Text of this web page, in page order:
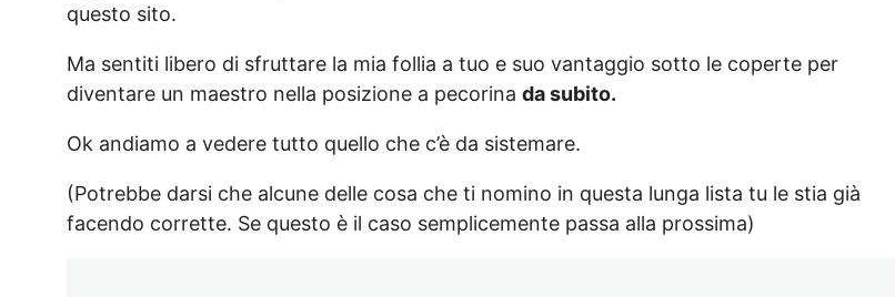
questo sito.
Ma sentiti libero di sfruttare la mia follia a tuo e suo vantaggio sotto le coperte per
diventare un maestro nella posizione a pecorinada subito.
Ok andiamo a vedere tutto quello che c’è da sistemare.
(Potrebbe darsi che alcune delle cosa che ti nomino in questa lunga lista tu le stia già
facendo corrette. Se questo è il caso semplicemente passa alla prossima)